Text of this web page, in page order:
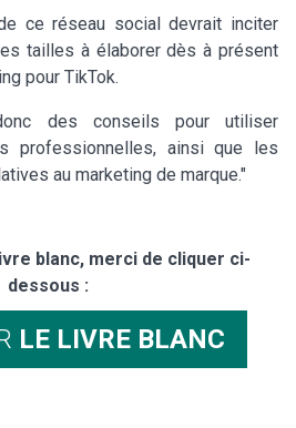
ce réseau social devrait inciter
tailles à élaborer dès à présent
pour TikTok.
des conseils pour utiliser
professionnelles, ainsi que les
au marketing de marque."
blanc, merci de cliquer ci-
dessous :
LE LIVRE BLANC